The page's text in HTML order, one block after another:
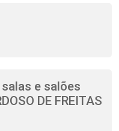
e salões
DE FREITAS